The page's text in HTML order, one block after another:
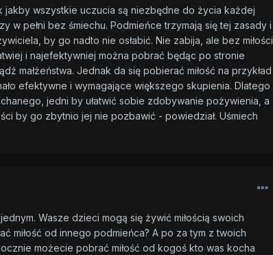
wszystkie uczucia są niezbędne do życia każdej
w pełni bez śmiechu. Podmieńce trzymają się tej zasady i
by go nadto nie osłabić. Nie zabija, ale bez miłości
i najefektywniej można pobrać będąc po stronie
małżeństwa. Jednak da się pobierać miłość na przykład
efektywne i wymagające większego skupienia. Dlatego
jedni by ułatwić sobie zdobywanie pożywienia, a
by go zbytnio jej nie pozbawić - powiedział. Uśmiech
Wasze dzieci mogą się żywić miłością swoich
miłość od innego podmieńca? A po za tym z twoich
możecie pobrać miłość od kogoś kto was kocha